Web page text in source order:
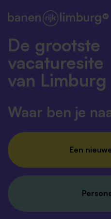
De grootste
vacaturesite
van Limburg
Waar ben je
Een